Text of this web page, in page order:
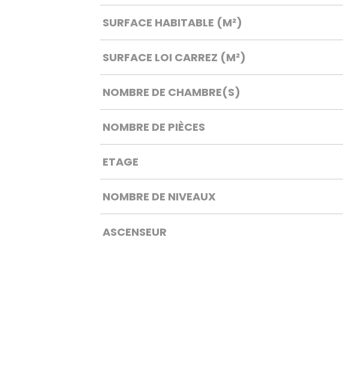
SURFACE HABITABLE (M²)
SURFACE LOI CARREZ (M²)
NOMBRE DE CHAMBRE(S)
NOMBRE DE PIÈCES
ETAGE
NOMBRE DE NIVEAUX
ASCENSEUR